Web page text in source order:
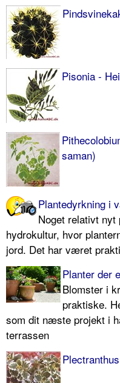
Pisonia -
saman)
Plantedyrkning i
Noget relativt nyt
hydrokultur, hvor
jord. Det har været
Planter der
Blomster i
praktiske.
som dit næste projekt i
terrassen